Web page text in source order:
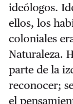
ideólogos.
ellos, los
coloniales
Naturaleza.
parte de la
reconocer;
el